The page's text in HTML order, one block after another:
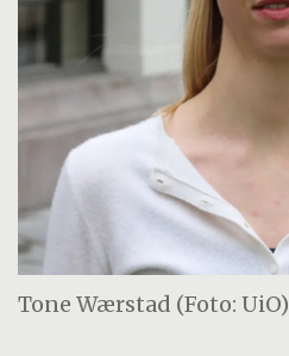
Tone Wærstad (Foto: UiO)